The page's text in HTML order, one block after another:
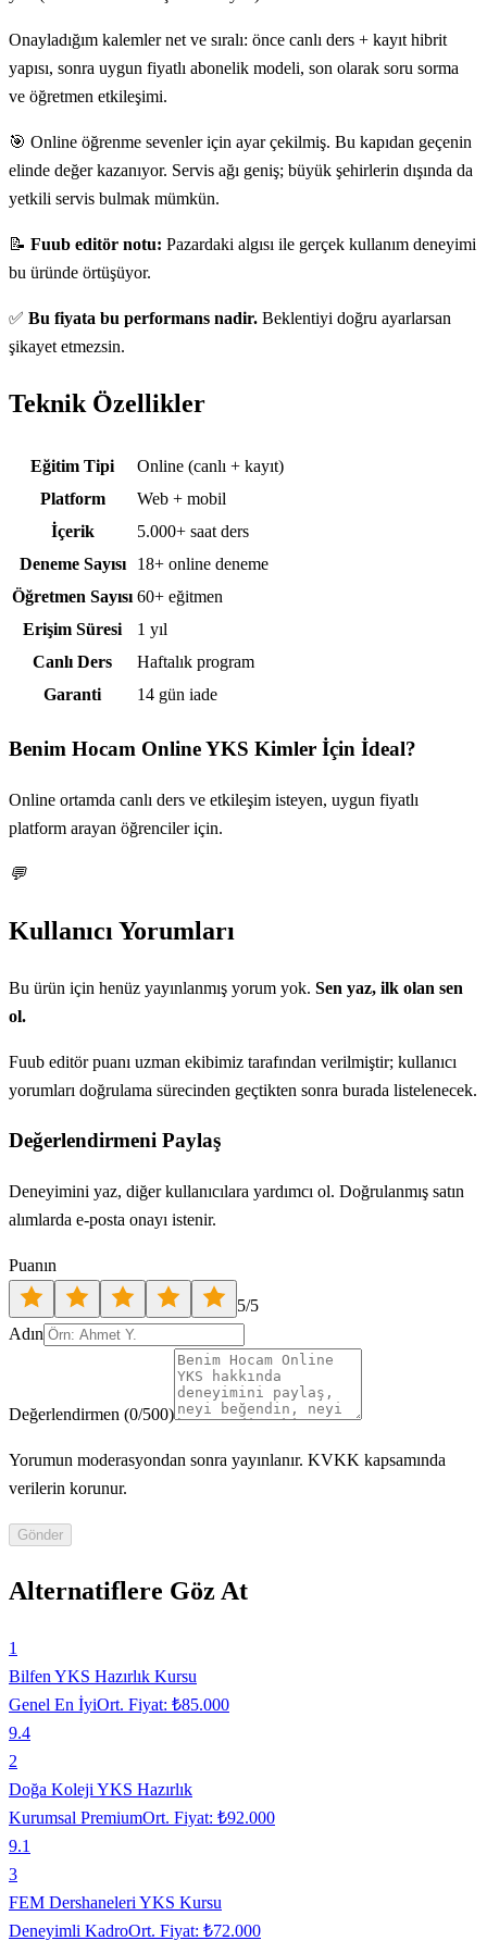
Onayladığım kalemler net ve sıralı: önce canlı ders + kayıt hibrit
yapısı, sonra uygun fiyatlı abonelik modeli, son olarak soru sorma
ve öğretmen etkileşimi.
🎯 Online öğrenme sevenler için ayar çekilmiş. Bu kapıdan geçenin
elinde değer kazanıyor. Servis ağı geniş; büyük şehirlerin dışında da
yetkili servis bulmak mümkün.
📝 Fuub editör notu: Pazardaki algısı ile gerçek kullanım deneyimi
bu üründe örtüşüyor.
✅ Bu fiyata bu performans nadir. Beklentiyi doğru ayarlarsan
şikayet etmezsin.
Teknik Özellikler
Teknik özellikler
Eğitim Tipi
Online (canlı + kayıt)
Platform
Web + mobil
İçerik
5.000+ saat ders
Deneme Sayısı
18+ online deneme
Öğretmen Sayısı 60+ eğitmen
Erişim Süresi
1 yıl
Canlı Ders
Haftalık program
Garanti
14 gün iade
Benim Hocam Online YKS Kimler İçin İdeal?
Online ortamda canlı ders ve etkileşim isteyen, uygun fiyatlı
platform arayan öğrenciler için.
💬
Kullanıcı Yorumları
Bu ürün için henüz yayınlanmış yorum yok. Sen yaz, ilk olan sen
ol.
Fuub editör puanı uzman ekibimiz tarafından verilmiştir; kullanıcı
yorumları doğrulama sürecinden geçtikten sonra burada listelenecek.
Değerlendirmeni Paylaş
Deneyimini yaz, diğer kullanıcılara yardımcı ol. Doğrulanmış satın
alımlarda e-posta onayı istenir.
Puanın
5/5
Adın
Değerlendirmen (0/500)
Yorumun moderasyondan sonra yayınlanır. KVKK kapsamında
verilerin korunur.
Gönder
Alternatiflere Göz At
1
Bilfen YKS Hazırlık Kursu
Genel En İyiOrt. Fiyat: ₺85.000
9.4
2
Doğa Koleji YKS Hazırlık
Kurumsal PremiumOrt. Fiyat: ₺92.000
9.1
3
FEM Dershaneleri YKS Kursu
Deneyimli KadroOrt. Fiyat: ₺72.000